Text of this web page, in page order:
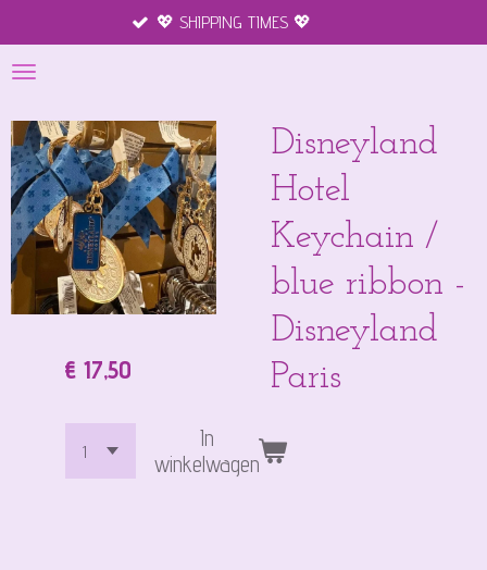
direct
naar
hoofdinhoud
💖 SHIPPING TIMES 💖
Disneyland
Hotel
Keychain /
blue ribbon -
Disneyland
Paris
€ 17,50
In
winkelwagen